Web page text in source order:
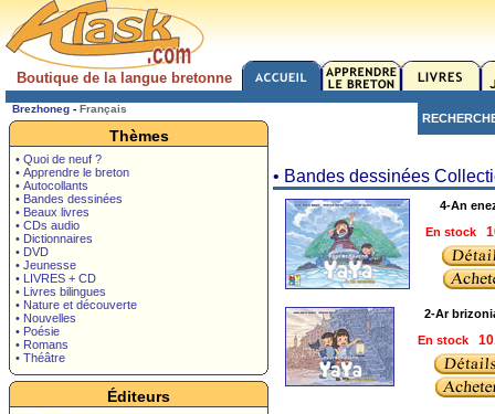
Boutique de la langue bretonne
Brezhoneg - Français
Thèmes
• Quoi de neuf ?
• Apprendre le breton
• Autocollants
• Bandes dessinées
• Beaux livres
• CDs audio
• Dictionnaires
• DVD
• Jeunesse
• LIVRES + CD
• Livres bilingues
• Nature et découverte
• Nouvelles
• Poésie
• Romans
• Théâtre
Éditeurs
• Bandes dessinées
4-An
En stock
2-Ar
En stock